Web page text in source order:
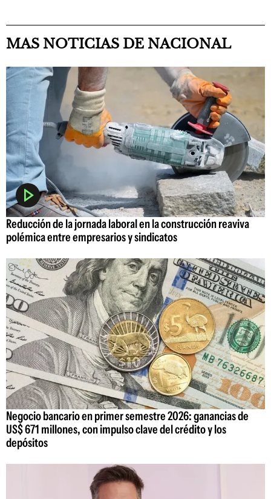
MAS NOTICIAS DE NACIONAL
Reducción de la jornada laboral en la construcción reaviva
polémica entre empresarios y sindicatos
Negocio bancario en primer semestre 2026: ganancias de
US$ 671 millones, con impulso clave del crédito y los
depósitos